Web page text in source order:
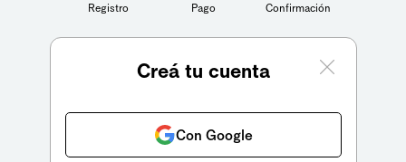
Registro Pago Confirmación
Creá tu cuenta
Con Google